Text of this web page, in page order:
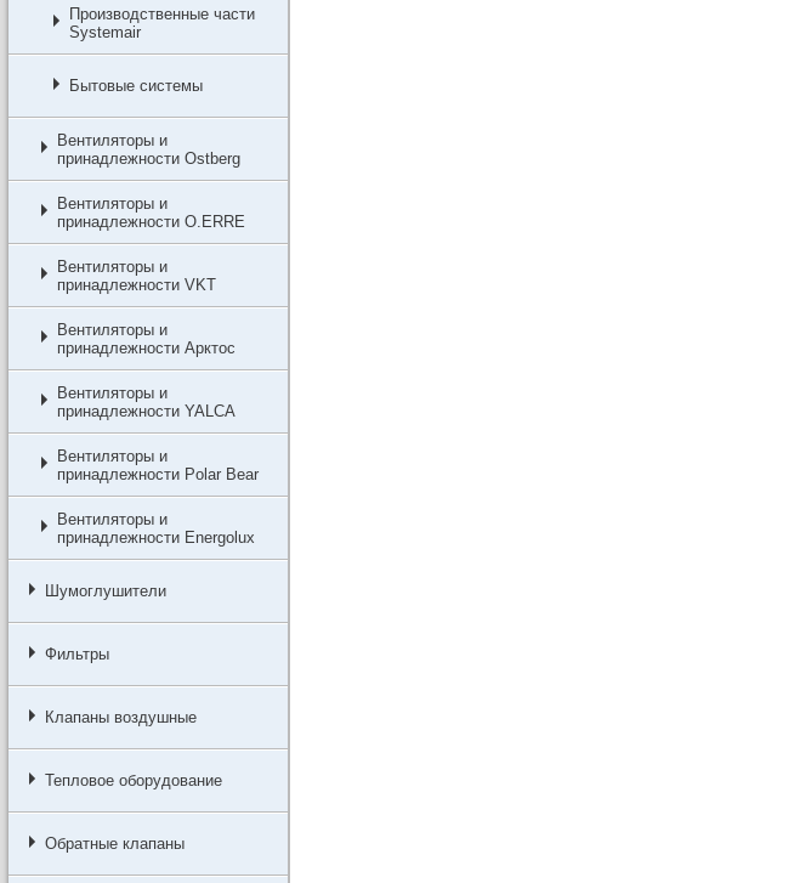
Производственные части
Systemair
Бытовые системы
Вентиляторы и
принадлежности Ostberg
Вентиляторы и
принадлежности O.ERRE
Вентиляторы и
принадлежности VKT
Вентиляторы и
принадлежности Арктос
Вентиляторы и
принадлежности YALCA
Вентиляторы и
принадлежности Polar Bear
Вентиляторы и
принадлежности Energolux
Шумоглушители
Фильтры
Клапаны воздушные
Тепловое оборудование
Обратные клапаны